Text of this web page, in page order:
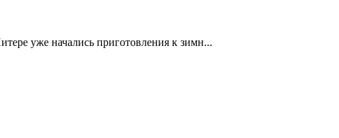
уже начались приготовления к зимн...